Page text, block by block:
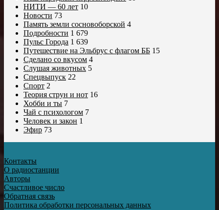
НИТИ — 60 лет 10
Новости 73
Память земли сосновоборской 4
Подробности 1 679
Пульс Города 1 639
Путешествие на Эльбрус с флагом ББ 15
Сделано со вкусом 4
Слушая животных 5
Спецвыпуск 22
Спорт 2
Теория струн и нот 16
Хобби и ты 7
Чай с психологом 7
Человек и закон 1
Эфир 73
Контакты
О радиостанции
Авторы
Счастливое число
Обратная связь
Политика обработки персональных данных